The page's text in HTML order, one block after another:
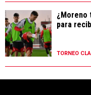
¿Moreno
para
TORNEO